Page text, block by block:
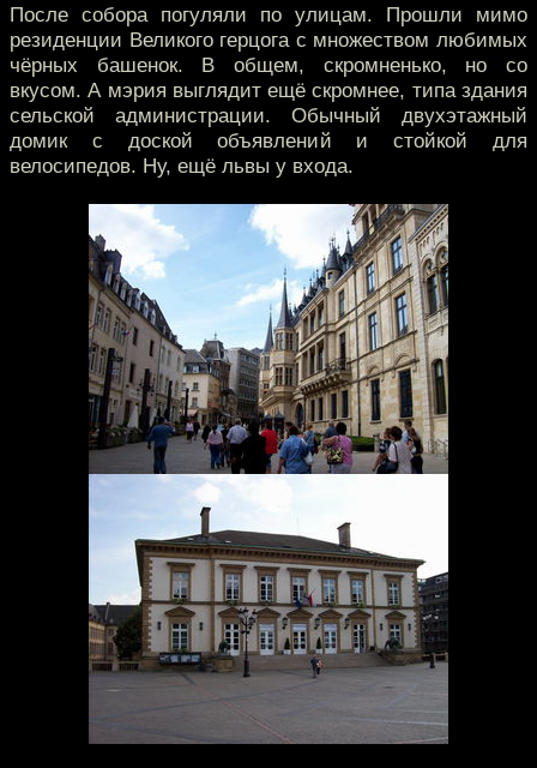
После собора погуляли по улицам. Прошли мимо
резиденции Великого герцога с множеством любимых
чёрных башенок. В общем, скромненько, но со
вкусом. А мэрия выглядит ещё скромнее, типа здания
сельской администрации. Обычный двухэтажный
домик с доской объявлений и стойкой для
велосипедов. Ну, ещё львы у входа.